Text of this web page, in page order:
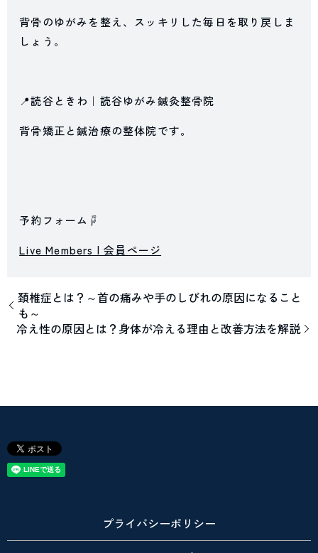
背骨のゆがみを整え、スッキリした毎日を取り戻しま
しょう。
📍読谷ときわ｜読谷ゆがみ鍼灸整骨院
背骨矯正と鍼治療の整体院です。
予約フォーム☟
Live Members | 会員ページ
頚椎症とは？～首の痛みや手のしびれの原因になること
も～
冷え性の原因とは？身体が冷える理由と改善方法を解説
プライバシーポリシー